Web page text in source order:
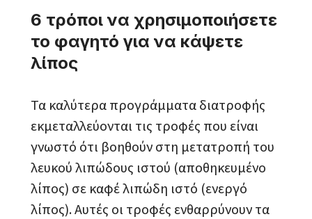
6 τρόποι να χρησιμοποιήσετε
το φαγητό για να κάψετε
λίπος
Τα καλύτερα προγράμματα διατροφής
εκμεταλλεύονται τις τροφές που είναι
γνωστό ότι βοηθούν στη μετατροπή του
λευκού λιπώδους ιστού (αποθηκευμένο
λίπος) σε καφέ λιπώδη ιστό (ενεργό
λίπος). Αυτές οι τροφές ενθαρρύνουν τα